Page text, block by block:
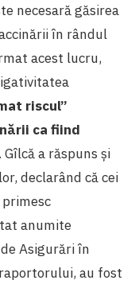
necesară găsirea
în rândul
acest lucru,
riscul”
ca fiind
. Gîlcă a răspuns și
declarând că cei
anumite
Asigurări în
au fost